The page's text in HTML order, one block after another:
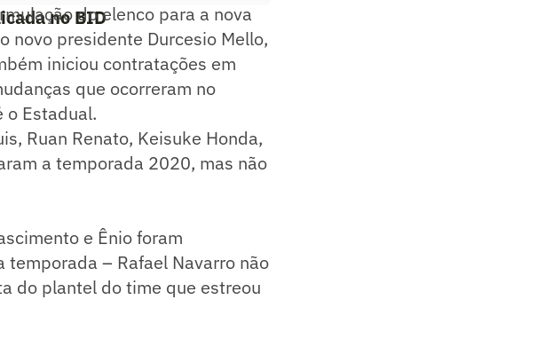
no BID
do elenco para a nova
novo presidente Durcesio Mello,
iniciou contratações em
que ocorreram no
o Estadual.
Ruan Renato, Keisuke Honda,
a temporada 2020, mas não
e Ênio foram
– Rafael Navarro não
do plantel do time que estreou